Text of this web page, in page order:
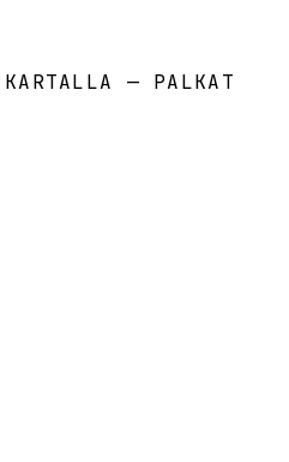
— PALKAT